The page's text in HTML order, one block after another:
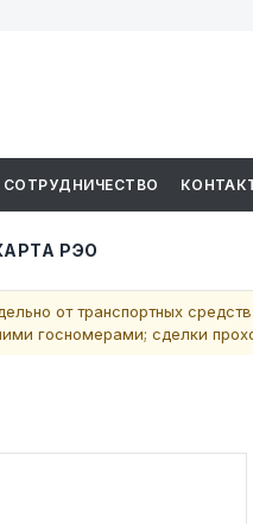
СОТРУДНИЧЕСТВО
РЭО
от транспортных
госномерами; сделки